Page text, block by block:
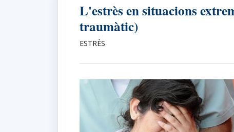
L'estrès en situacions
traumàtic)
ESTRÈS